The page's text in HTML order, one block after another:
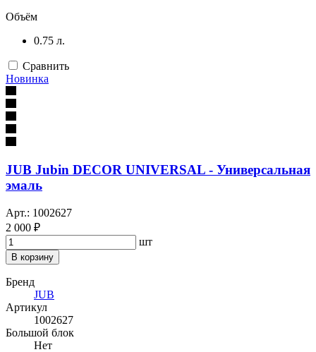
Объём
0.75 л.
Сравнить
Новинка
JUB Jubin DECOR UNIVERSAL - Универсальная
эмаль
Арт.: 1002627
2 000 ₽
шт
В корзину
Бренд
JUB
Артикул
1002627
Большой блок
Нет